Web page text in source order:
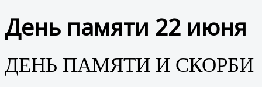
День памяти 22 июня
ДЕНЬ ПАМЯТИ И СКОРБИ